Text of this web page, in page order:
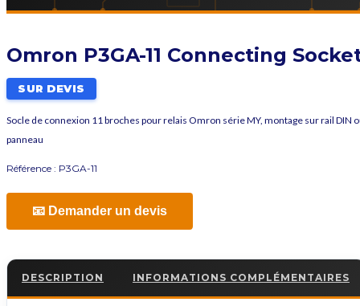
Omron P3GA-11 Connecting
SUR DEVIS
Socle de connexion 11 broches pour relais Omron série MY, montage sur rail DIN
panneau
Référence : P3GA-11
📧 Demander un devis
DESCRIPTION INFORMATIONS COMPLÉMENTAIRES